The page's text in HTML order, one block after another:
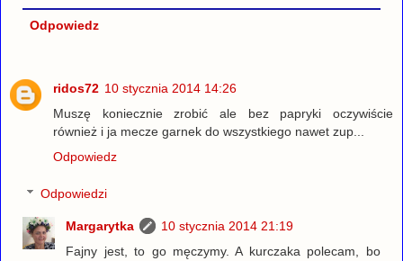
Odpowiedz
ridos72 10 stycznia 2014 14:26
Muszę koniecznie zrobić ale bez papryki oczywiście
również i ja mecze garnek do wszystkiego nawet zup...
Odpowiedz
Odpowiedzi
Margarytka
10 stycznia 2014 21:19
Fajny jest, to go męczymy. A kurczaka polecam, bo